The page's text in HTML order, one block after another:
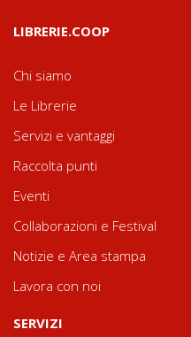
LIBRERIE.COOP
Chi siamo
Le Librerie
Servizi e vantaggi
Raccolta punti
Eventi
Collaborazioni e Festival
Notizie e Area stampa
Lavora con noi
SERVIZI